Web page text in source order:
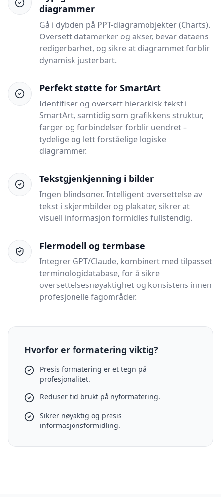
diagrammer
Gå i dybden på PPT-diagramobjekter (Charts).
Oversett datamerker og akser, bevar dataens
redigerbarhet, og sikre at diagrammet forblir
dynamisk justerbart.
Perfekt støtte for SmartArt
Identifiser og oversett hierarkisk tekst i
SmartArt, samtidig som grafikkens struktur,
farger og forbindelser forblir uendret –
tydelige og lett forståelige logiske
diagrammer.
Tekstgjenkjenning i bilder
Ingen blindsoner. Intelligent oversettelse av
tekst i skjermbilder og plakater, sikrer at
visuell informasjon formidles fullstendig.
Flermodell og termbase
Integrer GPT/Claude, kombinert med tilpasset
terminologidatabase, for å sikre
oversettelsesnøyaktighet og konsistens innen
profesjonelle fagområder.
Hvorfor er formatering viktig?
Presis formatering er et tegn på
profesjonalitet.
Reduser tid brukt på nyformatering.
Sikrer nøyaktig og presis
informasjonsformidling.